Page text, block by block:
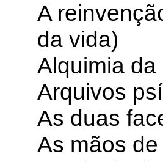
A
da vida)
Alquimia da
Arquivos
As duas
As mãos